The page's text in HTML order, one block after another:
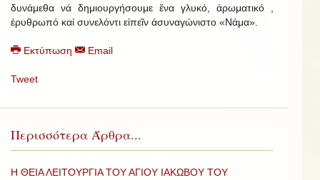
δυνάμεθα νά δημιουργήσουμε ἕνα γλυκό, ἀρωματικό ,
ἐρυθρωπό καί συνελόντι εἰπεῖν ἀσυναγώνιστο «Νάμα».
Εκτύπωση Email
Tweet
Περισσότερα Άρθρα...
Η ΘΕΙΑ ΛΕΙΤΟΥΡΓΙΑ ΤΟΥ ΑΓΙΟΥ ΙΑΚΩΒΟΥ ΤΟΥ